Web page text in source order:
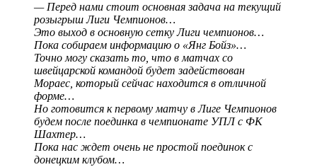
— Перед нами стоит основная задача на текущий
розыгрыш Лиги Чемпионов…
Это выход в основную сетку Лиги чемпионов…
Пока собираем информацию о «Янг Бойз»…
Точно могу сказать то, что в матчах со
швейцарской командой будет задействован
Мораес, который сейчас находится в отличной
форме…
Но готовится к первому матчу в Лиге Чемпионов
будем после поединка в чемпионате УПЛ с ФК
Шахтер…
Пока нас ждет очень не простой поединок с
донецким клубом…